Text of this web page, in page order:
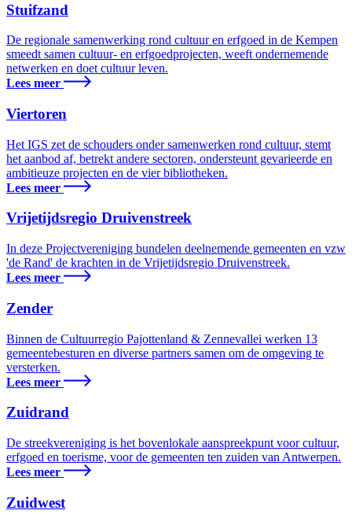
Stuifzand
De regionale samenwerking rond cultuur en erfgoed in de Kempen
smeedt samen cultuur- en erfgoedprojecten, weeft ondernemende
netwerken en doet cultuur leven.
Lees meer
Viertoren
Het IGS zet de schouders onder samenwerken rond cultuur, stemt
het aanbod af, betrekt andere sectoren, ondersteunt gevarieerde en
ambitieuze projecten en de vier bibliotheken.
Lees meer
Vrijetijdsregio Druivenstreek
In deze Projectvereniging bundelen deelnemende gemeenten en vzw
'de Rand' de krachten in de Vrijetijdsregio Druivenstreek.
Lees meer
Zender
Binnen de Cultuurregio Pajottenland & Zennevallei werken 13
gemeentebesturen en diverse partners samen om de omgeving te
versterken.
Lees meer
Zuidrand
De streekvereniging is het bovenlokale aanspreekpunt voor cultuur,
erfgoed en toerisme, voor de gemeenten ten zuiden van Antwerpen.
Lees meer
Zuidwest